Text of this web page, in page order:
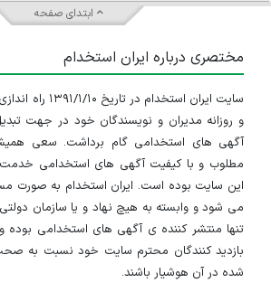
ابتدای صفحه
مختصری درباره ایران استخدام
سایت ایران
و روزانه مدیران و نویسندگان خود در جهت
آگهی های استخدامی گام برداشت. سعی
مطلوب و با کیفیت آگهی های استخدامی خدمت
این سایت بوده است. ایران استخدام به صورت
می شود و وابسته به هیچ نهاد و یا سازمان
تنها منتشر کننده ی آگهی های استخدامی بوده و
بازدید کنندگان محترم سایت خود نسبت به
شده در آن هوشیار باشند.